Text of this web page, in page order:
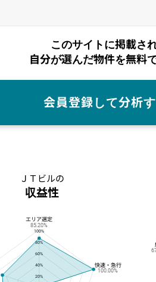
このサイトに掲載さ
自分が選んだ物件を無料
会員登録して分析す
ＪＴビルの
収益性
ＪＴビルの収益性
100%
80%
60%
40%
20%
エリア選定
85.20%
快速・急行
100.00%